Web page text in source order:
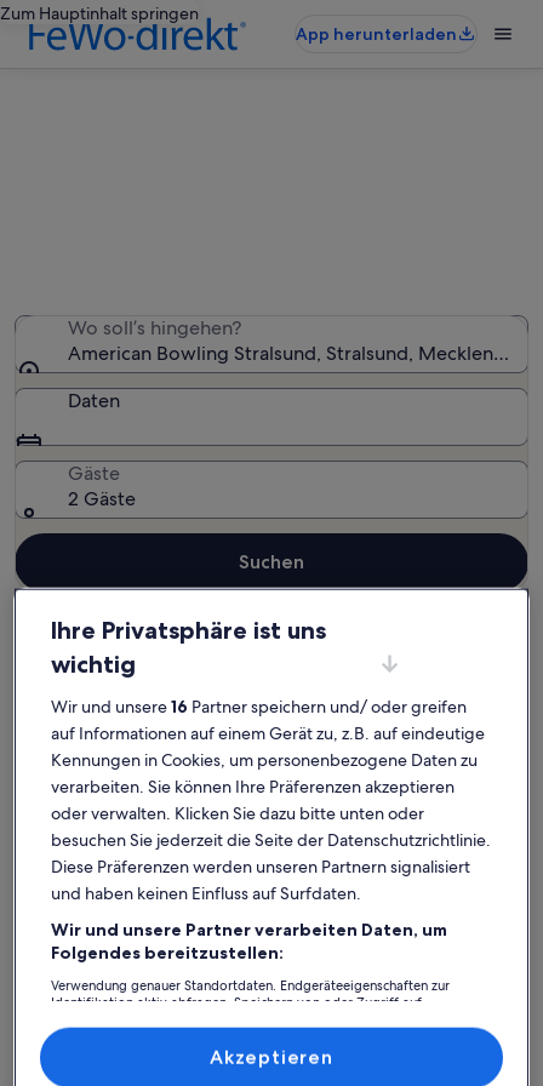
Zum Hauptinhalt springen
App herunterladen
Wo soll’s hingehen?
American Bowling Stralsund, Stralsund,
Daten
Gäste
2 Gäste
Suchen
Stralsund
American Bowling Stralsund:
Finde deine perfekte
Unterkunft
Weitere Infos zu Rügens jüngstes Seebad am Südstrand
Ihre Privatsphäre ist uns
wichtig
Wir und unsere16 Partner speichern und/ oder greifen
auf Informationen auf einem Gerät zu, z.B. auf eindeutige
Kennungen in Cookies, um personenbezogene Daten zu
verarbeiten. Sie können Ihre Präferenzen akzeptieren
oder verwalten. Klicken Sie dazu bitte unten oder
besuchen Sie jederzeit die Seite der Datenschutzrichtlinie.
Diese Präferenzen werden unseren Partnern signalisiert
und haben keinen Einfluss auf Surfdaten.
Wir und unsere Partner verarbeiten Daten, um
Folgendes bereitzustellen:
Verwendung genauer Standortdaten. Endgeräteeigenschaften zur
Identifikation aktiv abfragen. Speichern von oder Zugriff auf
Inhalte, Messung von Werbeleistung und der Performance von Inhalten,
Zielgruppenforschung sowie Entwicklung und Verbesserung von
Akzeptieren